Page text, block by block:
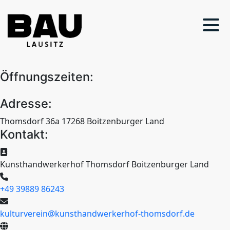
Öffnungszeiten:
Adresse:
Thomsdorf 36a 17268 Boitzenburger Land
Kontakt:
Kunsthandwerkerhof Thomsdorf Boitzenburger Land
+49 39889 86243
kulturverein@kunsthandwerkerhof-thomsdorf.de